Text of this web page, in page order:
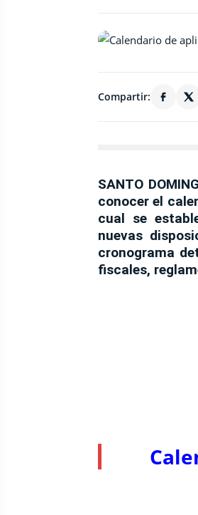
Compartir:
SANTO
conocer el
cual se
nuevas
cronograma
fiscales,